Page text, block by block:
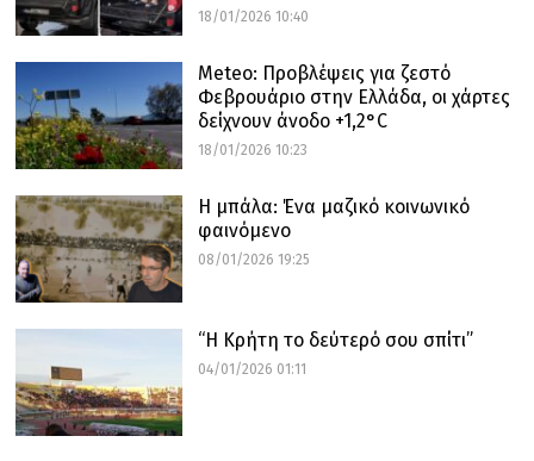
18/01/2026 10:40
Meteo: Προβλέψεις για ζεστό
Φεβρουάριο στην Ελλάδα, οι χάρτες
δείχνουν άνοδο +1,2°C
18/01/2026 10:23
Η μπάλα: Ένα μαζικό κοινωνικό
φαινόμενο
08/01/2026 19:25
“Η Κρήτη το δεύτερό σου σπίτι”
04/01/2026 01:11